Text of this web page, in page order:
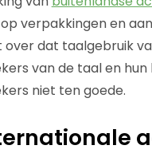
verpakkingen en
over dat taalgebruik
van de taal en
niet ten goede.